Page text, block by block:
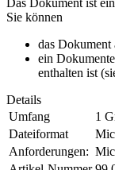
Das Dokument ist
Sie können
das Dokument
ein
enthalten ist
Details
Umfang
1
Dateiformat
Anforderungen: